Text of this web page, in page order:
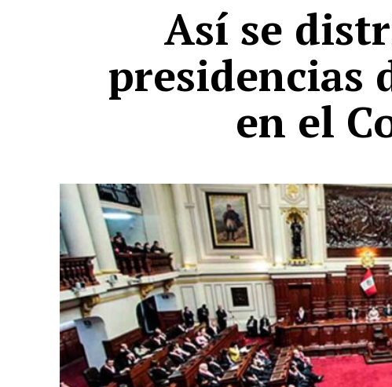
Así se
presidencias
en el